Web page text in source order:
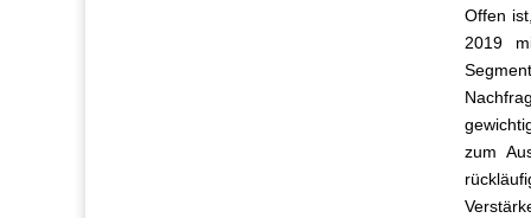
Offen
2019
zum